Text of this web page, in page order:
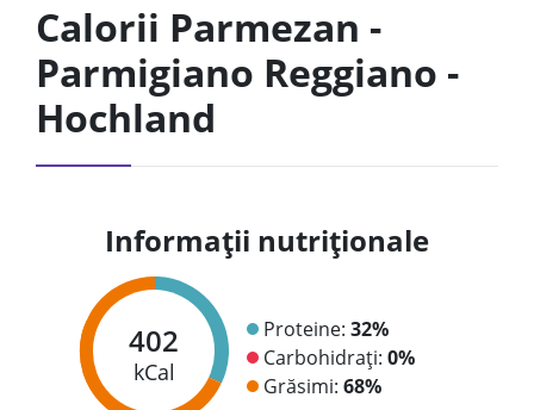
Calorii Parmezan -
Parmigiano Reggiano -
Hochland
Informații nutriționale
402
kCal
Proteine: 32%
Carbohidrați: 0%
Grăsimi: 68%